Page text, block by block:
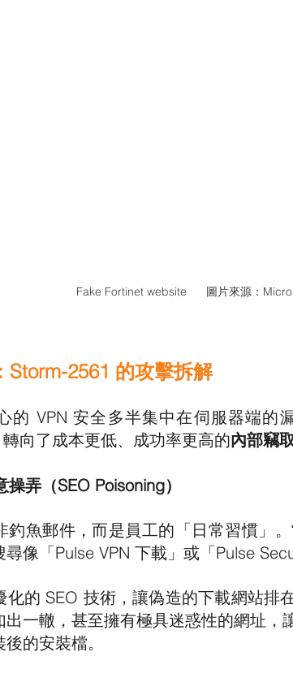
Fake Fortinet website      圖片來源：
Storm-2561 的攻擊拆解
的 VPN 安全多半集中在伺服器端的
向了成本更低、成功率更高的內部竊
弄（SEO Poisoning）
釣魚郵件，而是員工的「日常習慣」
像「Pulse VPN 下載」或「Pulse
化的 SEO 技術，讓偽造的下載網站排
出一轍，甚至擁有極具迷惑性的網址，
的安裝檔。